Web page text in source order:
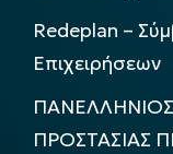
Redeplan –
Επιχειρήσεων
ΠΡΟΣΤΑΣΙΑΣ